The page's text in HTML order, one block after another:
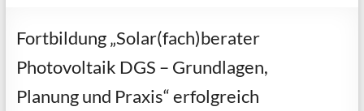
Fortbildung „Solar(fach)berater
Photovoltaik DGS – Grundlagen,
Planung und Praxis“ erfolgreich